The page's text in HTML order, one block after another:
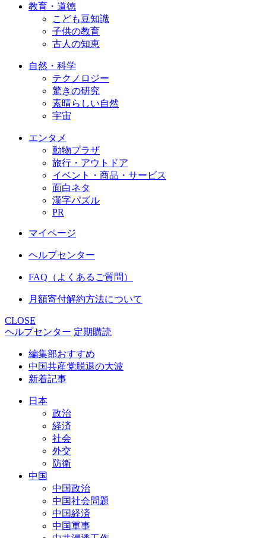
教育・道徳
こども豆知識
子供の教育
古人の知恵
自然・科学
テクノロジー
驚きの研究
素晴らしい自然
宇宙
エンタメ
動物プラザ
旅行・アウトドア
イベント・商品・サービス
面白ネタ
漢字パズル
PR
マイページ
ヘルプセンター
FAQ（よくあるご質問）
月額寄付解約方法について
CLOSE
ヘルプセンター 定期購読
編集部おすすめ
中国共産党脱退の大波
新着記事
日本
政治
経済
社会
外交
防衛
中国
中国政治
中国社会問題
中国経済
中国軍事